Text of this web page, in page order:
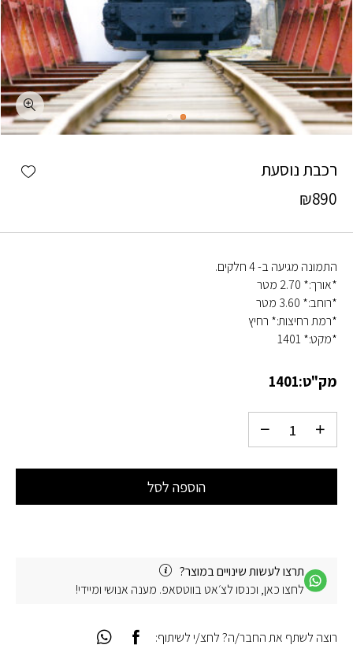
רכבת נוסעת
₪890
התמונה מגיעה ב- 4 חלקים.
*אורך:* 2.70 מטר
*רוחב:* 3.60 מטר
*רמת רחיצות:* רחיץ
*מקט:* 1401
מק"ט:1401
הוספה לסל
תרצו לעשות שינויים במוצר?
לחצו כאן, וכנסו לצ׳אט בווטסאפ. מענה אנושי ומיידי!
רוצה לשתף את החבר/ה? לחצ/י לשיתוף: